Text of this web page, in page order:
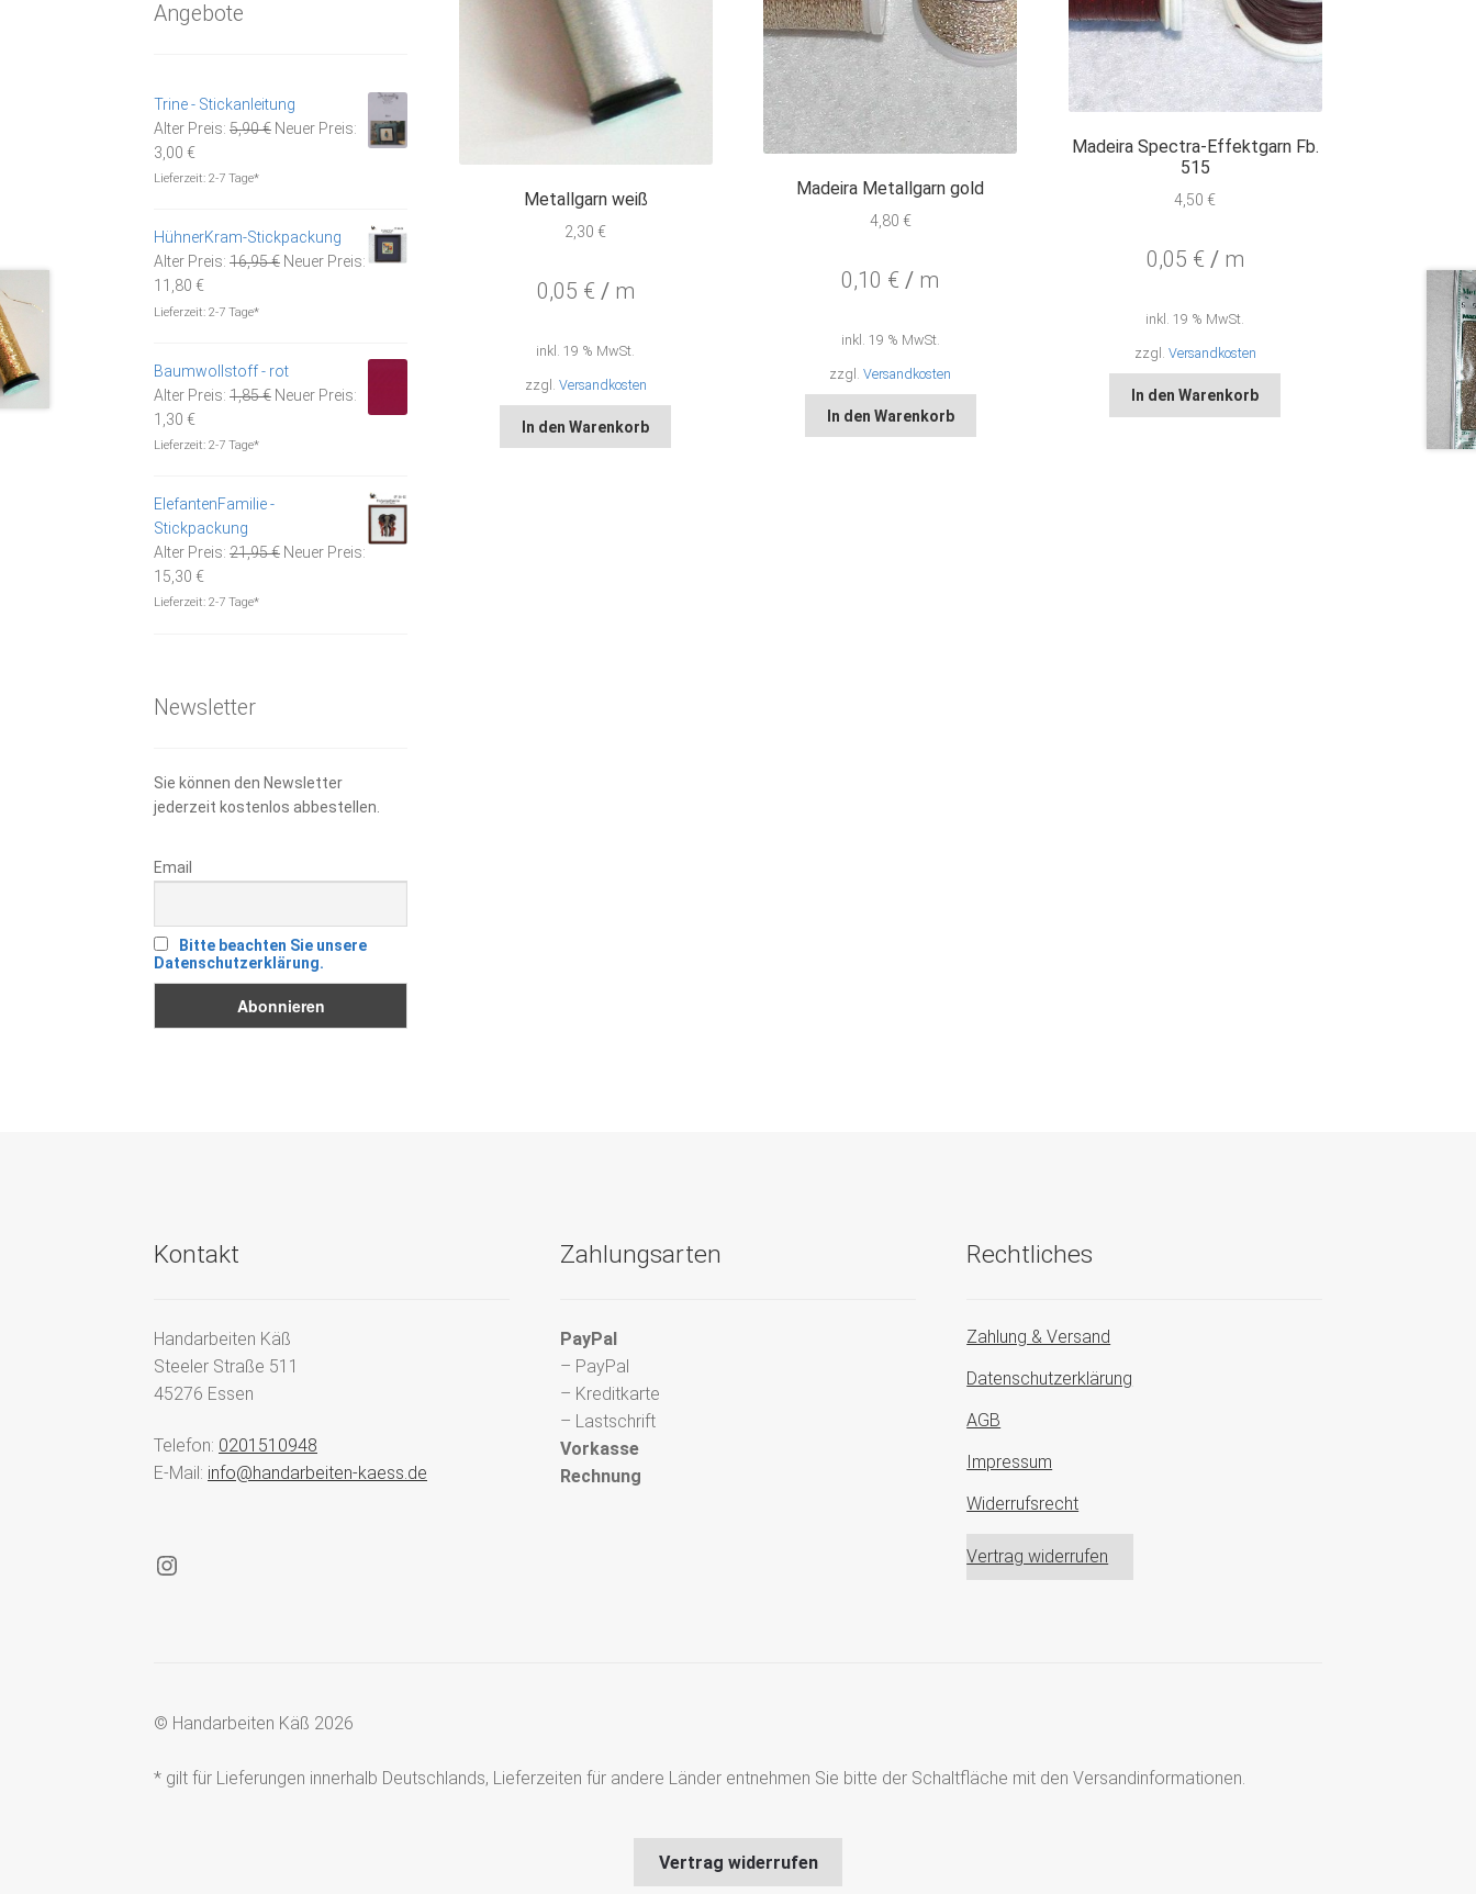
Metallgarn weiß
2,30 €
0,05 € / m
inkl. 19 % MwSt.
zzgl. Versandkosten
In den Warenkorb
Madeira Metallgarn gold
4,80 €
0,10 € / m
inkl. 19 % MwSt.
zzgl.Versandkosten
In den Warenkorb
Madeira Spectra-Effektgarn Fb.
515
4,50 €
0,05 € / m
inkl. 19 % MwSt.
zzgl. Versandkosten
In den Warenkorb
Angebote
Trine - Stickanleitung
Alter Preis: 5,90€ Ursprünglicher
Neuer Preis:
3,00 €Aktueller
Preis
Lieferzeit:2-7 Tage*
HühnerKram-Stickpackung
Alter Preis: 16,95€ Ursprünglicher
Neuer Preis:
11,80 €Aktueller
Preis
Lieferzeit:2-7 Tage*
Baumwollstoff - rot
Alter Preis: 1,85€ Ursprünglicher
Neuer Preis:
1,30 €Aktueller
Preis
Lieferzeit:2-7 Tage*
ElefantenFamilie -
Stickpackung
Alter Preis: 21,95€ Ursprünglicher
Neuer Preis:
15,30 €Aktueller
Preis
Lieferzeit:2-7 Tage*
Newsletter
Sie können den Newsletter
jederzeit kostenlos abbestellen.
Email
Bitte beachten Sie unsere
Datenschutzerklärung.
Kontakt
Handarbeiten Käß
Steeler Straße 511
45276 Essen
Telefon: 0201510948
E-Mail: info@handarbeiten-kaess.de
Instagram
Zahlungsarten
PayPal
– PayPal
– Kreditkarte
– Lastschrift
Vorkasse
Rechnung
Rechtliches
Zahlung & Versand
Datenschutzerklärung
AGB
Impressum
Widerrufsrecht
Vertrag widerrufen
© Handarbeiten Käß 2026
* gilt für Lieferungen innerhalb Deutschlands, Lieferzeiten für andere Länder entnehmen Sie bitte der Schaltfläche mit den Versandinformationen.
Vertrag widerrufen